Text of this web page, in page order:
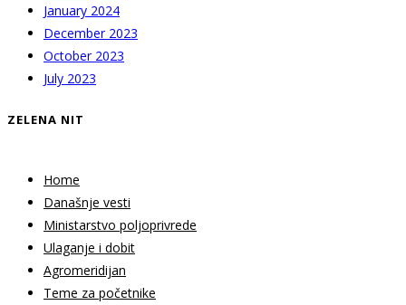
January 2024
December 2023
October 2023
July 2023
ZELENA NIT
Home
Današnje vesti
Ministarstvo poljoprivrede
Ulaganje i dobit
Agromeridijan
Teme za početnike